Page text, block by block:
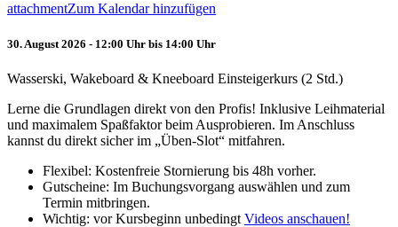
attachmentZum Kalendar hinzufügen
30. August 2026 - 12:00 Uhr bis 14:00 Uhr
Wasserski, Wakeboard & Kneeboard Einsteigerkurs (2 Std.)
Lerne die Grundlagen direkt von den Profis! Inklusive Leihmaterial
und maximalem Spaßfaktor beim Ausprobieren. Im Anschluss
kannst du direkt sicher im „Üben-Slot“ mitfahren.
Flexibel: Kostenfreie Stornierung bis 48h vorher.
Gutscheine: Im Buchungsvorgang auswählen und zum
Termin mitbringen.
Wichtig: vor Kursbeginn unbedingt Videos anschauen!